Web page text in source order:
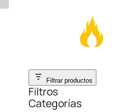
Saltar
contenido
Filtrar productos
Filtros
Categorías